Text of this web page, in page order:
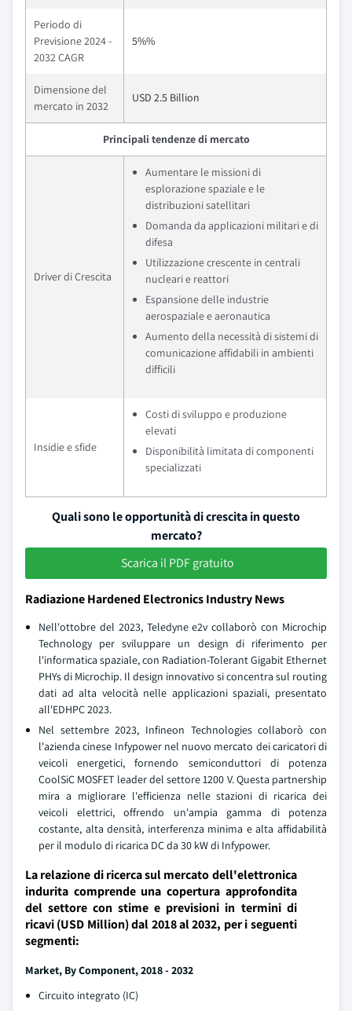
Periodo di
Previsione 2024 -
2032 CAGR
5%%
Dimensione del
mercato in 2032
USD 2.5 Billion
Principali tendenze di mercato
Driver di Crescita
Aumentare le missioni di
esplorazione spaziale e le
distribuzioni satellitari
Domanda da applicazioni militari e di
difesa
Utilizzazione crescente in centrali
nucleari e reattori
Espansione delle industrie
aerospaziale e aeronautica
Aumento della necessità di sistemi di
comunicazione affidabili in ambienti
difficili
Insidie e sfide
Costi di sviluppo e produzione
elevati
Disponibilità limitata di componenti
specializzati
Quali sono le opportunità di crescita in questo
mercato?
Scarica il PDF gratuito
Radiazione Hardened Electronics Industry News
Nell'ottobre del 2023, Teledyne e2v collaborò con Microchip
Technology per sviluppare un design di riferimento per
l'informatica spaziale, con Radiation-Tolerant Gigabit Ethernet
PHYs di Microchip. Il design innovativo si concentra sul routing
dati ad alta velocità nelle applicazioni spaziali, presentato
all'EDHPC 2023.
Nel settembre 2023, Infineon Technologies collaborò con
l'azienda cinese Infypower nel nuovo mercato dei caricatori di
veicoli energetici, fornendo semiconduttori di potenza
CoolSiC MOSFET leader del settore 1200 V. Questa partnership
mira a migliorare l'efficienza nelle stazioni di ricarica dei
veicoli elettrici, offrendo un'ampia gamma di potenza
costante, alta densità, interferenza minima e alta affidabilità
per il modulo di ricarica DC da 30 kW di Infypower.
La relazione di ricerca sul mercato dell'elettronica
indurita comprende una copertura approfondita
del settore con stime e previsioni in termini di
ricavi (USD Million) dal 2018 al 2032, per i seguenti
segmenti:
Market, By Component, 2018 - 2032
Circuito integrato (IC)